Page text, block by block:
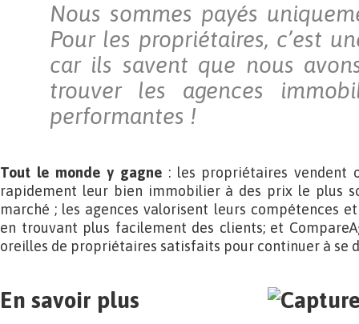
Nous sommes payés
Pour les propriétaires, c’est
car ils savent que nous
trouver les agences
performantes !
Tout le monde y gagne: les propriétaires vendent
rapidement leur bien immobilier à des prix le plus
marché ; les agences valorisent leurs compétences
en trouvant plus facilement des clients; et
oreilles de propriétaires satisfaits pour continuer à se
En savoir plus